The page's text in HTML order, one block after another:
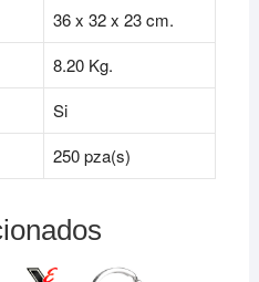
36 x 32 x 23 cm.
8.20Kg.
Si
250 pza(s)